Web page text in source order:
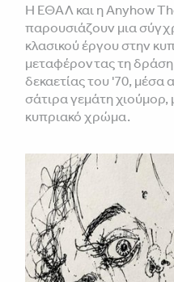
Η ΕΘΑΛ και η Anyhow
παρουσιάζουν μια
κλασικού έργου στην
μεταφέροντας τη
δεκαετίας του '70, μέσα
σάτιρα γεμάτη χιούμορ,
κυπριακό χρώμα.